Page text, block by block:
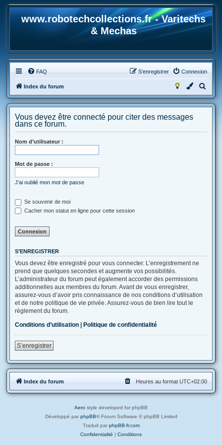
www.robotechcollections.fr - Varitechs
& Mechas
FAQ Connexion
S’enregistrer
Index du forum
e
e
Vous devez être connecté pour citer des messages
dans ce forum.
Nom d’utilisateur :
Mot de passe :
J’ai oublié mon mot de passe
Se souvenir de moi
Cacher mon statut en ligne pour cette session
S’ENREGISTRER
Vous devez être enregistré pour vous connecter. L’enregistrement ne
prend que quelques secondes et augmente vos possibilités.
L’administrateur du forum peut également accorder des permissions
additionnelles aux membres du forum. Avant de vous enregistrer,
assurez-vous d’avoir pris connaissance de nos conditions d’utilisation
et de notre politique de vie privée. Assurez-vous de bien lire tout le
règlement du forum.
Conditions d’utilisation | Politique de confidentialité
S’enregistrer
Index du forum Heures au format UTC+02:00
Aero style developed for phpBB
Développé par phpBB® Forum Software © phpBB Limited
Traduit par phpBB-fr.com
Confidentialité | Conditions